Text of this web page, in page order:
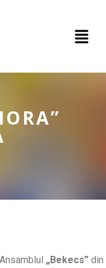
„Bekecs” din